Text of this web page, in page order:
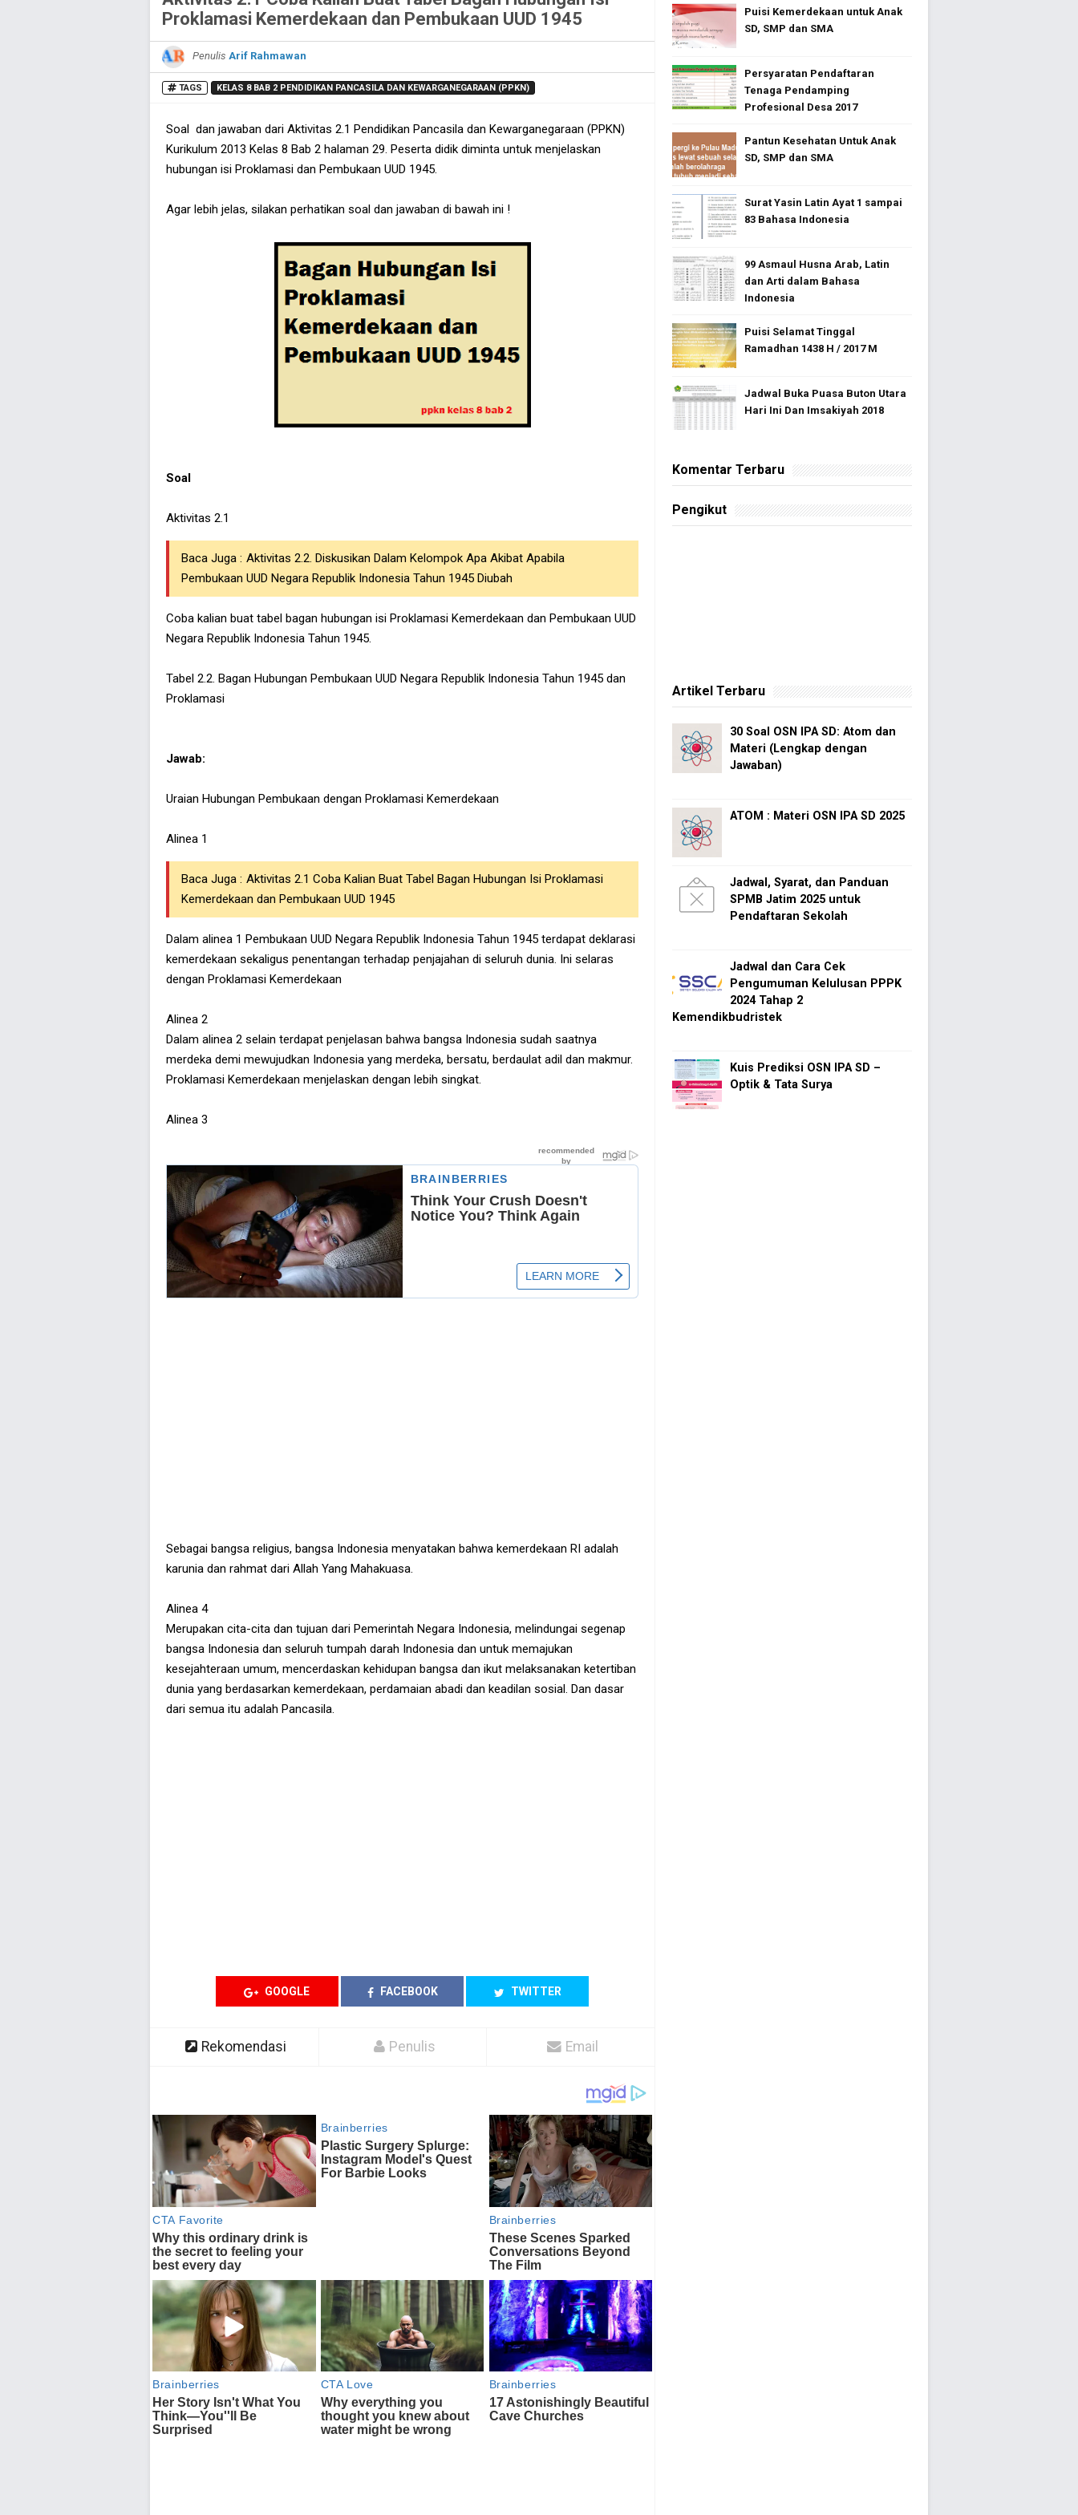
Proklamasi Kemerdekaan dan Pembukaan UUD 1945
Penulis Arif Rahmawan
TAGS KELAS 8 BAB 2 PENDIDIKAN PANCASILA DAN KEWARGANEGARAAN (PPKN)
Soal dan jawaban dari Aktivitas 2.1 Pendidikan Pancasila dan Kewarganegaraan (PPKN)
Kurikulum 2013 Kelas 8 Bab 2 halaman 29. Peserta didik diminta untuk menjelaskan
hubungan isi Proklamasi dan Pembukaan UUD 1945.
Agar lebih jelas, silakan perhatikan soal dan jawaban di bawah ini !
Soal
Aktivitas 2.1
Baca Juga : Aktivitas 2.2. Diskusikan Dalam Kelompok Apa Akibat Apabila
Pembukaan UUD Negara Republik Indonesia Tahun 1945 Diubah
Coba kalian buat tabel bagan hubungan isi Proklamasi Kemerdekaan dan Pembukaan UUD
Negara Republik Indonesia Tahun 1945.
Tabel 2.2. Bagan Hubungan Pembukaan UUD Negara Republik Indonesia Tahun 1945 dan
Proklamasi
Jawab:
Uraian Hubungan Pembukaan dengan Proklamasi Kemerdekaan
Alinea 1
Baca Juga : Aktivitas 2.1 Coba Kalian Buat Tabel Bagan Hubungan Isi Proklamasi
Kemerdekaan dan Pembukaan UUD 1945
Dalam alinea 1 Pembukaan UUD Negara Republik Indonesia Tahun 1945 terdapat deklarasi
kemerdekaan sekaligus penentangan terhadap penjajahan di seluruh dunia. Ini selaras
dengan Proklamasi Kemerdekaan
Alinea 2
Dalam alinea 2 selain terdapat penjelasan bahwa bangsa Indonesia sudah saatnya
merdeka demi mewujudkan Indonesia yang merdeka, bersatu, berdaulat adil dan makmur.
Proklamasi Kemerdekaan menjelaskan dengan lebih singkat.
Alinea 3
Sebagai bangsa religius, bangsa Indonesia menyatakan bahwa kemerdekaan RI adalah
karunia dan rahmat dari Allah Yang Mahakuasa.
Alinea 4
Merupakan cita-cita dan tujuan dari Pemerintah Negara Indonesia, melindungai segenap
bangsa Indonesia dan seluruh tumpah darah Indonesia dan untuk memajukan
kesejahteraan umum, mencerdaskan kehidupan bangsa dan ikut melaksanakan ketertiban
dunia yang berdasarkan kemerdekaan, perdamaian abadi dan keadilan sosial. Dan dasar
dari semua itu adalah Pancasila.
GOOGLE FACEBOOK TWITTER
Rekomendasi Penulis Email
Puisi Kemerdekaan untuk Anak
SD, SMP dan SMA
Persyaratan Pendaftaran
Tenaga Pendamping
Profesional Desa 2017
Pantun Kesehatan Untuk Anak
SD, SMP dan SMA
Surat Yasin Latin Ayat 1 sampai
83 Bahasa Indonesia
99 Asmaul Husna Arab, Latin
dan Arti dalam Bahasa
Indonesia
Puisi Selamat Tinggal
Ramadhan 1438 H / 2017 M
Jadwal Buka Puasa Buton Utara
Hari Ini Dan Imsakiyah 2018
Komentar Terbaru
Pengikut
Artikel Terbaru
30 Soal OSN IPA SD: Atom dan
Materi (Lengkap dengan
Jawaban)
ATOM : Materi OSN IPA SD 2025
Jadwal, Syarat, dan Panduan
SPMB Jatim 2025 untuk
Pendaftaran Sekolah
Jadwal dan Cara Cek
Pengumuman Kelulusan PPPK
2024 Tahap 2
Kemendikbudristek
Kuis Prediksi OSN IPA SD –
Optik & Tata Surya